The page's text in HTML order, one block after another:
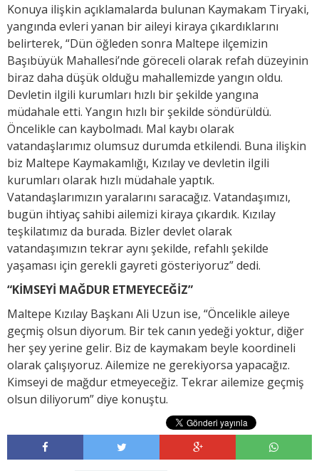
Konuya ilişkin açıklamalarda bulunan Kaymakam Tiryaki,
yangında evleri yanan bir aileyi kiraya çıkardıklarını
belirterek, “Dün öğleden sonra Maltepe ilçemizin
Başıbüyük Mahallesi’nde göreceli olarak refah düzeyinin
biraz daha düşük olduğu mahallemizde yangın oldu.
Devletin ilgili kurumları hızlı bir şekilde yangına
müdahale etti. Yangın hızlı bir şekilde söndürüldü.
Öncelikle can kaybolmadı. Mal kaybı olarak
vatandaşlarımız olumsuz durumda etkilendi. Buna ilişkin
biz Maltepe Kaymakamlığı, Kızılay ve devletin ilgili
kurumları olarak hızlı müdahale yaptık.
Vatandaşlarımızın yaralarını saracağız. Vatandaşımızı,
bugün ihtiyaç sahibi ailemizi kiraya çıkardık. Kızılay
teşkilatımız da burada. Bizler devlet olarak
vatandaşımızın tekrar aynı şekilde, refahlı şekilde
yaşaması için gerekli gayreti gösteriyoruz” dedi.
“KİMSEYİ MAĞDUR ETMEYECEĞİZ”
Maltepe Kızılay Başkanı Ali Uzun ise, “Öncelikle aileye
geçmiş olsun diyorum. Bir tek canın yedeği yoktur, diğer
her şey yerine gelir. Biz de kaymakam beyle koordineli
olarak çalışıyoruz. Ailemize ne gerekiyorsa yapacağız.
Kimseyi de mağdur etmeyeceğiz. Tekrar ailemize geçmiş
olsun diliyorum” diye konuştu.